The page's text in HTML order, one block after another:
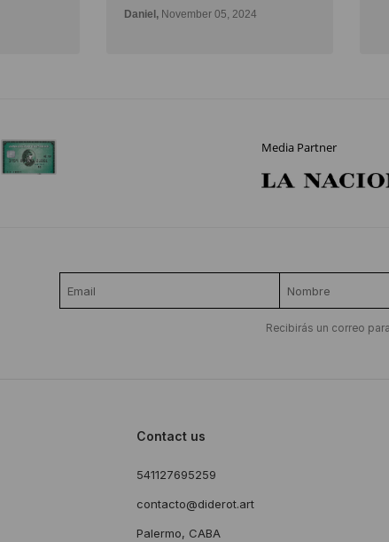
Daniel, November 05, 2024
Media Partner
Recibirás un correo
Contact us
541127695259
contacto@diderot.art
Palermo, CABA